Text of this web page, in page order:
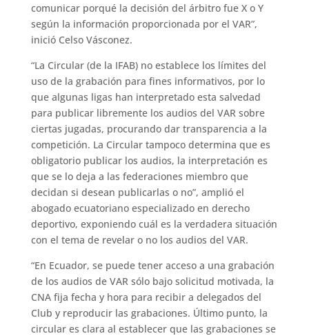
comunicar porqué la decisión del árbitro fue X o Y
según la información proporcionada por el VAR”,
inició Celso Vásconez.
“La Circular (de la IFAB) no establece los límites del
uso de la grabación para fines informativos, por lo
que algunas ligas han interpretado esta salvedad
para publicar libremente los audios del VAR sobre
ciertas jugadas, procurando dar transparencia a la
competición. La Circular tampoco determina que es
obligatorio publicar los audios, la interpretación es
que se lo deja a las federaciones miembro que
decidan si desean publicarlas o no”, amplió el
abogado ecuatoriano especializado en derecho
deportivo, exponiendo cuál es la verdadera situación
con el tema de revelar o no los audios del VAR.
“En Ecuador, se puede tener acceso a una grabación
de los audios de VAR sólo bajo solicitud motivada, la
CNA fija fecha y hora para recibir a delegados del
Club y reproducir las grabaciones. Último punto, la
circular es clara al establecer que las grabaciones se